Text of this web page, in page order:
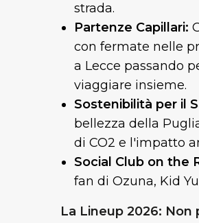
strada.
Partenze Capillari:
con fermate nelle
a Lecce passando
viaggiare insieme.
Sostenibilità per il
bellezza della
di CO2 e l'impatto
Social Club on the
fan di Ozuna, Kid
La Lineup 2026: